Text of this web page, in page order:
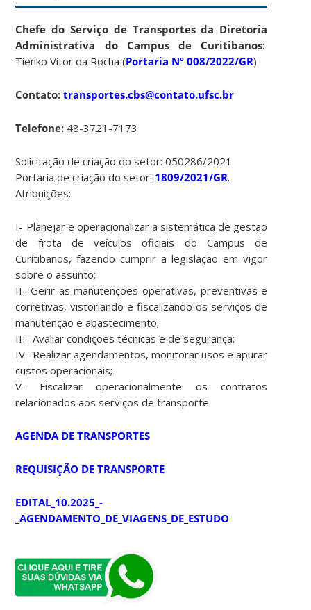
Chefe do Serviço de Transportes da Diretoria
Administrativa do Campus de Curitibanos:
Tienko Vitor da Rocha (Portaria Nº 008/2022/GR)
Contato: transportes.cbs@contato.ufsc.br
Telefone: 48-3721-7173
Solicitação de criação do setor: 050286/2021
Portaria de criação do setor: 1809/2021/GR.
Atribuições:
I- Planejar e operacionalizar a sistemática de gestão
de frota de veículos oficiais do Campus de
Curitibanos, fazendo cumprir a legislação em vigor
sobre o assunto;
II- Gerir as manutenções operativas, preventivas e
corretivas, vistoriando e fiscalizando os serviços de
manutenção e abastecimento;
III- Avaliar condições técnicas e de segurança;
IV- Realizar agendamentos, monitorar usos e apurar
custos operacionais;
V- Fiscalizar operacionalmente os contratos
relacionados aos serviços de transporte.
AGENDA DE TRANSPORTES
REQUISIÇÃO DE TRANSPORTE
EDITAL_10.2025_-
_AGENDAMENTO_DE_VIAGENS_DE_ESTUDO